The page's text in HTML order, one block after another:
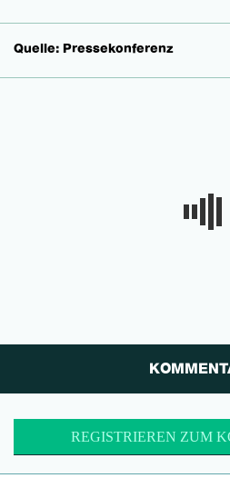
Quelle: Pressekonferenz
REGISTRIEREN ZUM